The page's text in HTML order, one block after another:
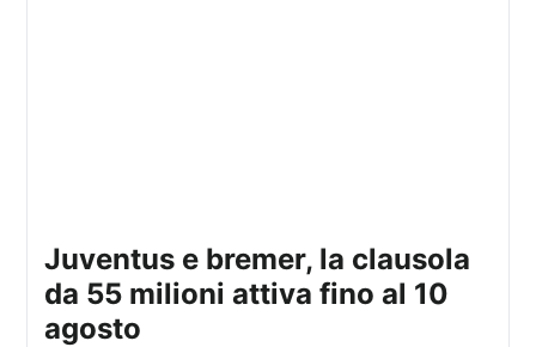
juventus e bremer, la clausola
da 55 milioni attiva fino al 10
agosto